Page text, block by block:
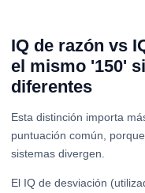
IQ de razón vs
el mismo '150'
diferentes
Esta distinción importa
puntuación común,
sistemas divergen.
El IQ de desviación